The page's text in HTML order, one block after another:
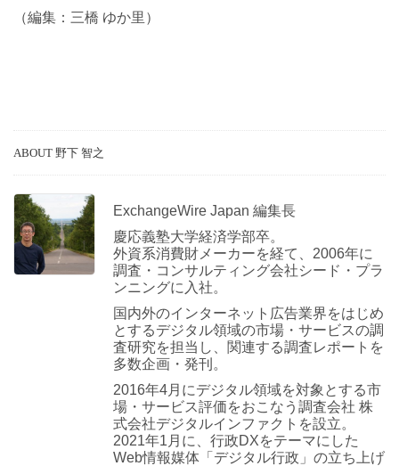
（編集：三橋 ゆか里）
ABOUT 野下 智之
ExchangeWire Japan 編集長
慶応義塾大学経済学部卒。
外資系消費財メーカーを経て、2006年に
調査・コンサルティング会社シード・プラ
ンニングに入社。
国内外のインターネット広告業界をはじめ
とするデジタル領域の市場・サービスの調
査研究を担当し、関連する調査レポートを
多数企画・発刊。
2016年4月にデジタル領域を対象とする市
場・サービス評価をおこなう調査会社 株
式会社デジタルインファクトを設立。
2021年1月に、行政DXをテーマにした
Web情報媒体「デジタル行政」の立ち上げ